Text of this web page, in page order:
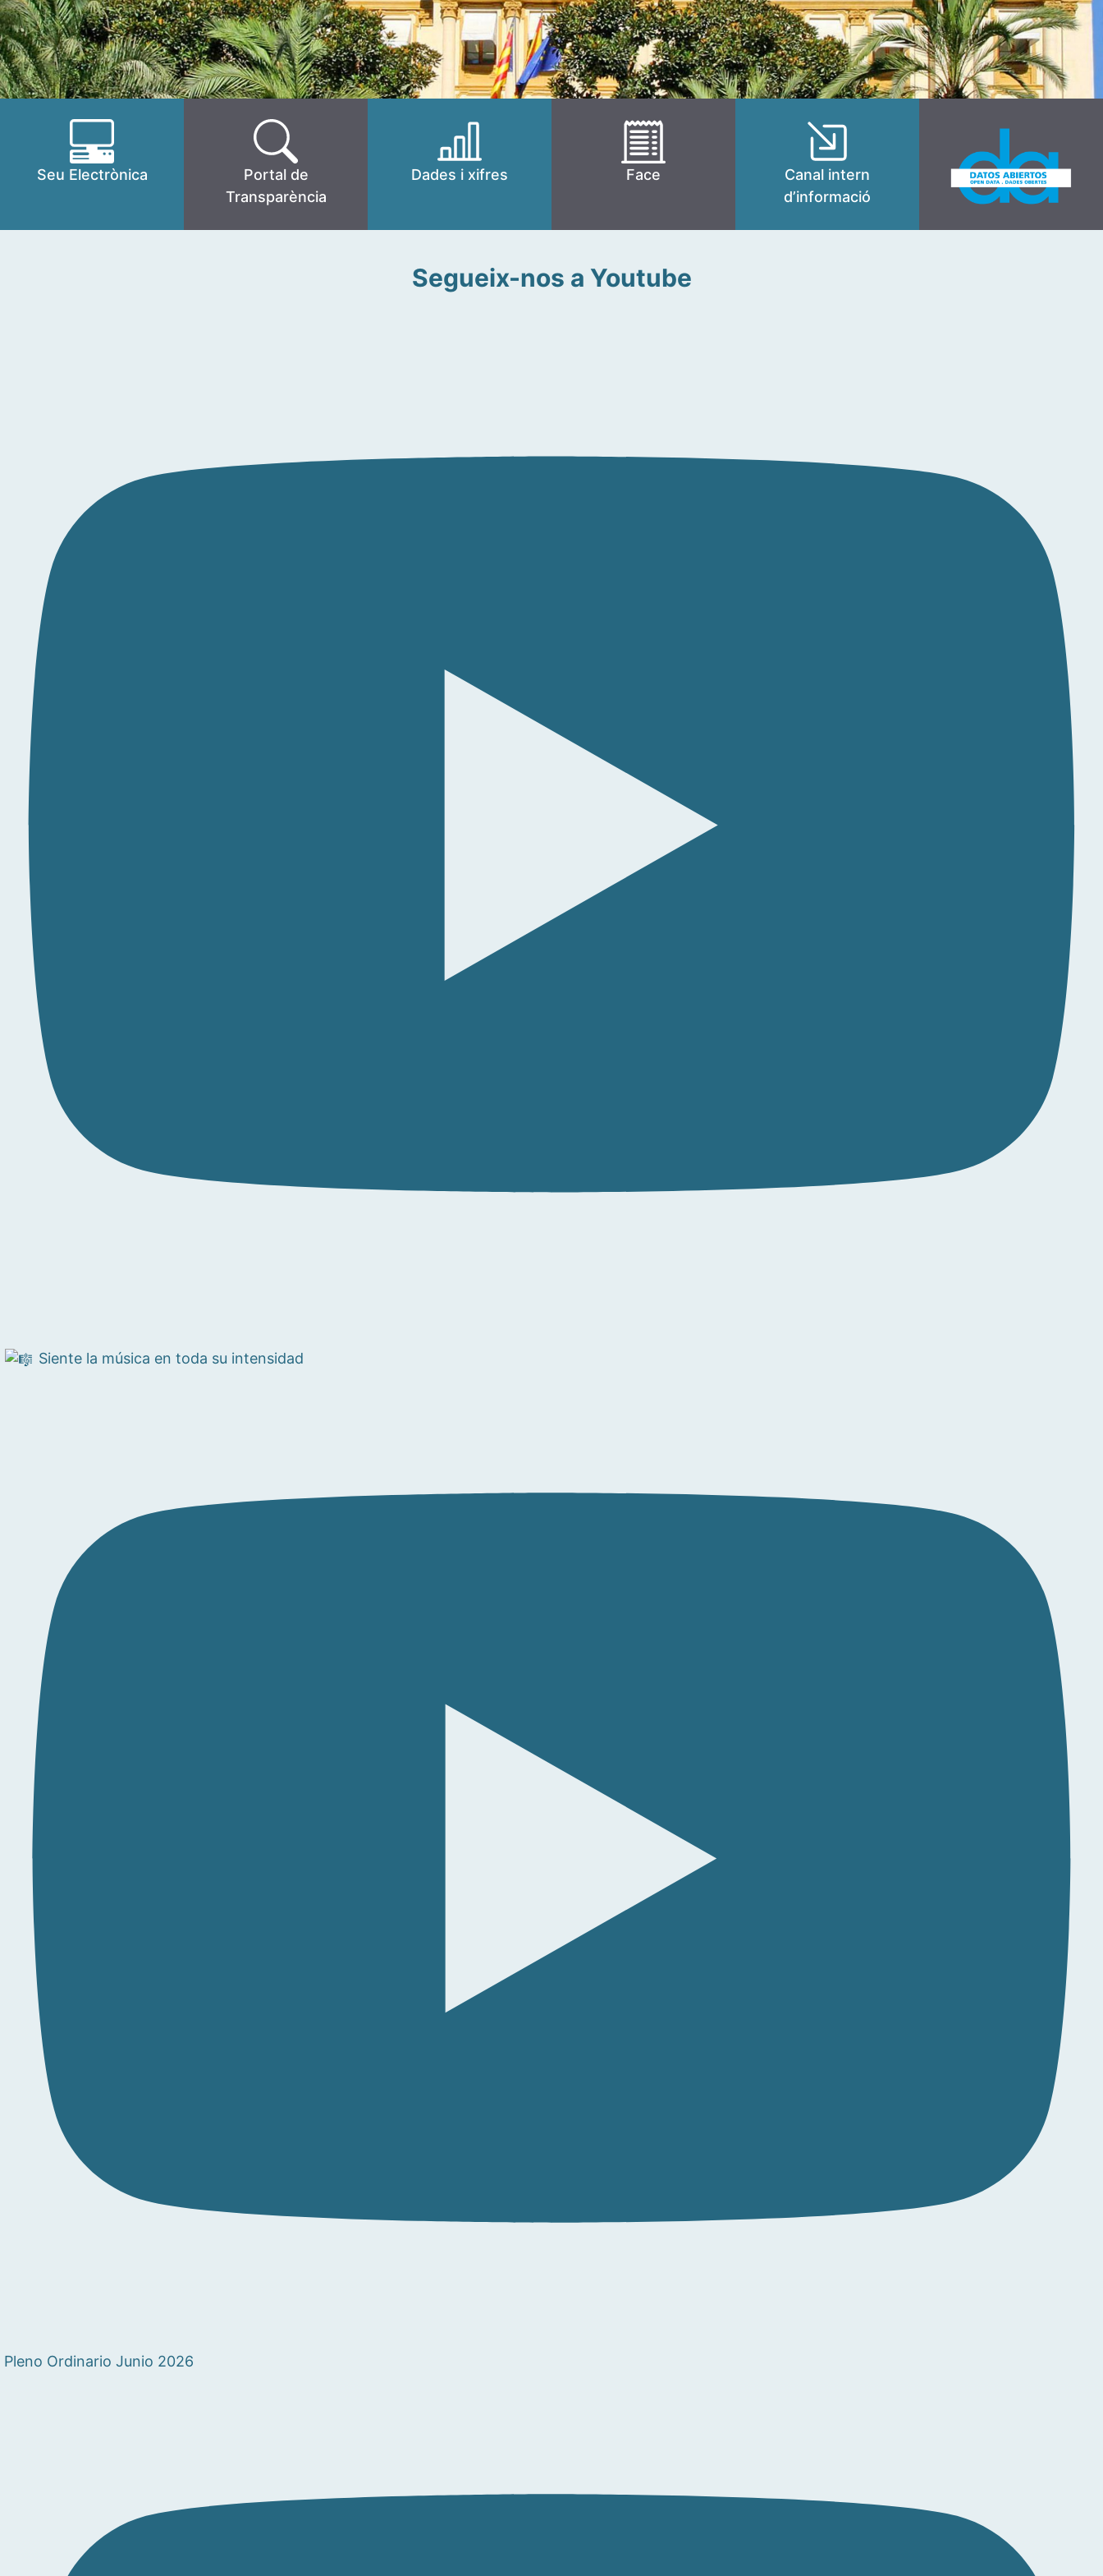
Seu Electrònica
Portal de
Transparència
Dades i xifres Face
Canal intern
d’informació
Segueix-nos a Youtube
Siente la música en toda su intensidad
Pleno Ordinario Junio 2026